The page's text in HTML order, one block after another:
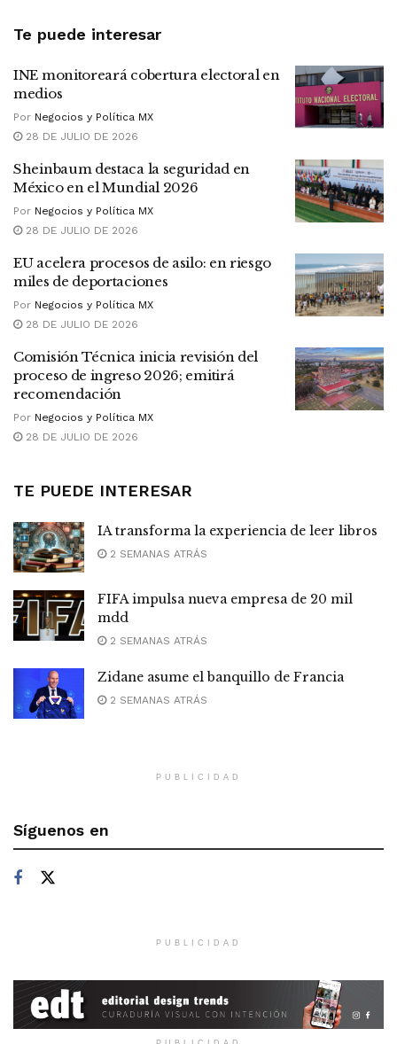
Te puede interesar
INE monitoreará cobertura electoral en
medios
Por Negocios y Política MX
28 DE JULIO DE 2026
Sheinbaum destaca la seguridad en
México en el Mundial 2026
Por Negocios y Política MX
28 DE JULIO DE 2026
EU acelera procesos de asilo: en riesgo
miles de deportaciones
Por Negocios y Política MX
28 DE JULIO DE 2026
Comisión Técnica inicia revisión del
proceso de ingreso 2026; emitirá
recomendación
Por Negocios y Política MX
28 DE JULIO DE 2026
TE PUEDE INTERESAR
IA transforma la experiencia de leer libros
2 SEMANAS ATRÁS
FIFA impulsa nueva empresa de 20 mil
mdd
2 SEMANAS ATRÁS
Zidane asume el banquillo de Francia
2 SEMANAS ATRÁS
PUBLICIDAD
Síguenos en
PUBLICIDAD